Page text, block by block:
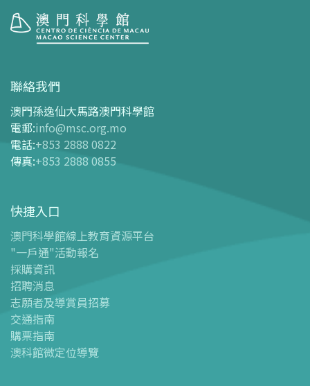
開放時間
交通指南
購票指南
- 網上購票
- 門票及優惠表
導覽圖
- 導覽圖
- 澳科館微定位導覽
場館設施
- 科學館兒童世界
- 展覽中心
- 天文館
- 會議中心
聯絡我們
澳門孫逸仙大馬路澳門科學館
電郵:info@msc.org.mo
電話:+853 2888 0822
傳真:+853 2888 0855
快捷入口
澳門科學館線上教育資源平台
"一戶通"活動報名
採購資訊
招聘消息
志願者及導賞員招募
交通指南
購票指南
澳科館微定位導覽